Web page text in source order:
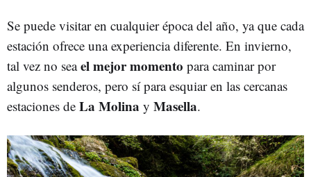
Se puede visitar en cualquier época del año, ya que cada
estación ofrece una experiencia diferente. En invierno,
tal vez no seael mejor momento para caminar por
algunos senderos, pero sí para esquiar en las cercanas
estaciones de La Molina y Masella.